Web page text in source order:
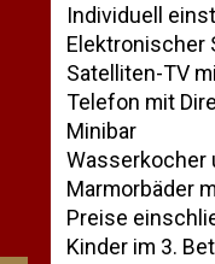
Individuell
Elektronischer
Satelliten-TV
Telefon mit
Minibar
Wasserkocher
Marmorbäder
Preise
Kinder im 3.